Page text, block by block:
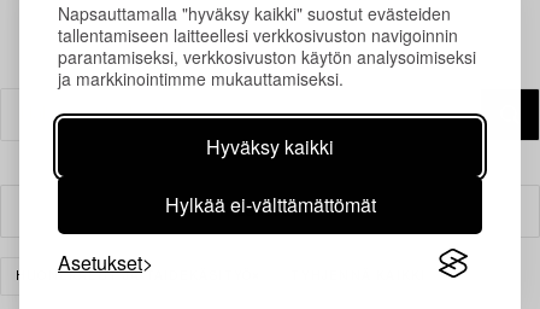
Napsauttamalla "hyväksy kaikki" suostut evästeiden
tallentamiseen laitteellesi verkkosivuston navigoinnin
parantamiseksi, verkkosivuston käytön analysoimiseksi
ja markkinointimme mukauttamiseksi.
Hyväksy kaikki
Hylkää ei-välttämättömät
Asetukset
Suodatin
HUONEKALUT JA TAIDEKÄSITYÖ